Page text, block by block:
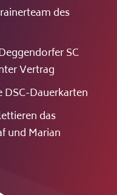
des
SC
Vertrag
DSC-Dauerkarten
das
und Marian